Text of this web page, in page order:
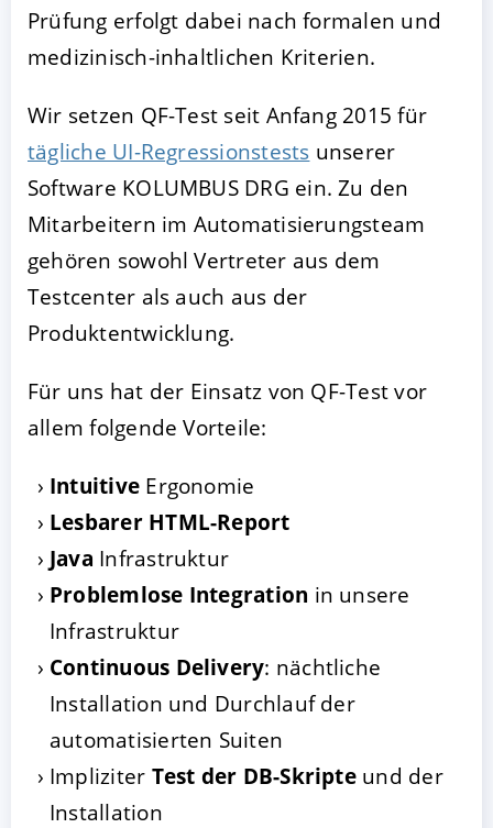
Prüfung erfolgt dabei nach formalen und
medizinisch-inhaltlichen Kriterien.
Wir setzen QF-Test seit Anfang 2015 für
tägliche UI-Regressionstests unserer
Software KOLUMBUS DRG ein. Zu den
Mitarbeitern im Automatisierungsteam
gehören sowohl Vertreter aus dem
Testcenter als auch aus der
Produktentwicklung.
Für uns hat der Einsatz von QF-Test vor
allem folgende Vorteile:
Intuitive Ergonomie
Lesbarer HTML-Report
Java Infrastruktur
Problemlose Integration in unsere
Infrastruktur
Continuous Delivery: nächtliche
Installation und Durchlauf der
automatisierten Suiten
Impliziter Test der DB-Skripteund der
Installation